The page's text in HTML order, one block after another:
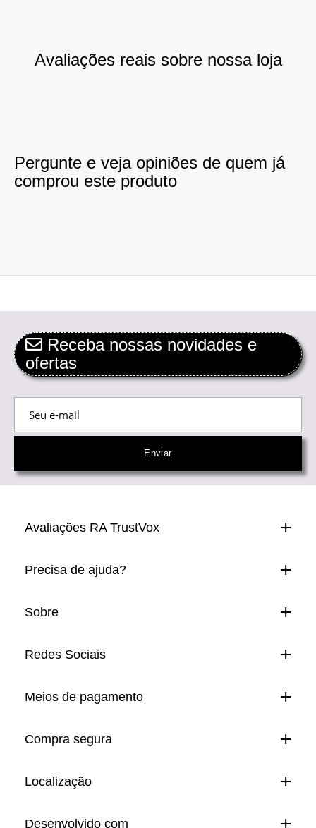
Avaliações reais sobre nossa loja
Pergunte e veja opiniões de quem já
comprou este produto
Receba nossas novidades e
ofertas
Avaliações RA TrustVox
Precisa de ajuda?
Sobre
Redes Sociais
Meios de pagamento
Compra segura
Localização
Desenvolvido com